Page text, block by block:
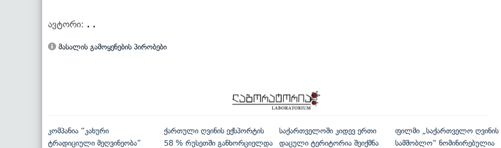
ავტორი: . .
მასალის გამოყენების პირობები
კომპანია “კახური
ტრადიციული მეღვინეობა”
ქართული ღვინის ექსპორტის
58 % რუსეთში განხორციელდა
საქართველოში კიდევ ერთი
დაცული ტერიტორია შეიქმნა
ფილმი „საქართველო ღვინის
სამშობლო“ ნომინირებულია